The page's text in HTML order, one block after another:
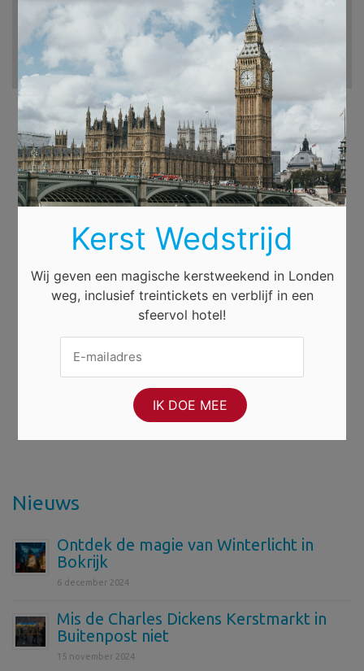
Nieuws
Ontdek de magie van Winterlicht in
Bokrijk
6 december 2024
Mis de Charles Dickens Kerstmarkt in
Buitenpost niet
15 november 2024
Kerst Wedstrijd
Wij geven een magische kerstweekend in Londen
weg, inclusief treintickets en verblijf in een
sfeervol hotel!